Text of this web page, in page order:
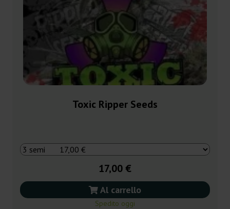
Toxic Ripper Seeds
17,00 €
Al carrello
Spedito oggi